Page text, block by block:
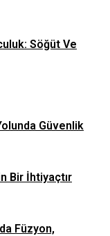
Söğüt Ve
Güvenlik
Bir İhtiyaçtır
Füzyon,